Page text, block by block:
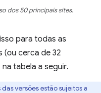
dos 50 principais sites.
para todas as
(ou cerca de 32
tabela a seguir.
versões estão sujeitos a